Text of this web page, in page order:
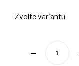
Zvolte variantu
−